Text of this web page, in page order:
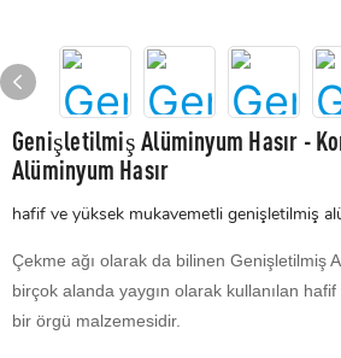
Genişletilmiş Alüminyum Hasır -
Alüminyum Hasır
hafif ve yüksek mukavemetli genişletilmiş
Çekme ağı olarak da bilinen Genişletilmiş
birçok alanda yaygın olarak kullanılan
bir örgü malzemesidir.